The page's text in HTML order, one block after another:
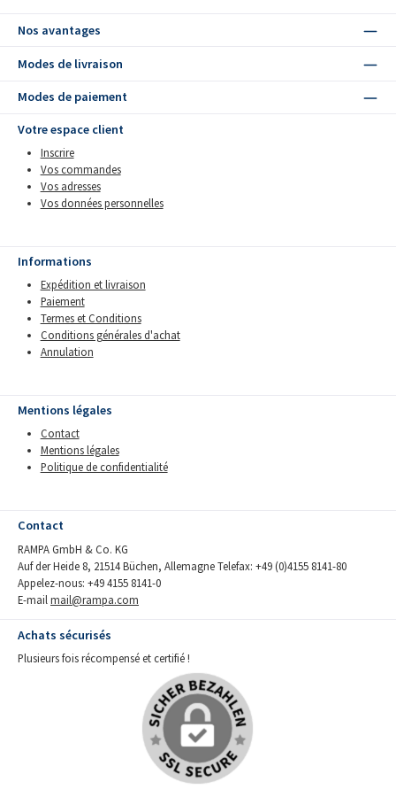
Nos avantages
Modes de livraison
Modes de paiement
Votre espace client
Inscrire
Vos commandes
Vos adresses
Vos données personnelles
Informations
Expédition et livraison
Paiement
Termes et Conditions
Conditions générales d'achat
Annulation
Mentions légales
Contact
Mentions légales
Politique de confidentialité
Contact
RAMPA GmbH & Co. KG
Auf der Heide 8, 21514 Büchen, Allemagne Telefax: +49 (0)4155 8141-80
Appelez-nous: +49 4155 8141-0
E-mail mail@rampa.com
Achats sécurisés
Plusieurs fois récompensé et certifié !